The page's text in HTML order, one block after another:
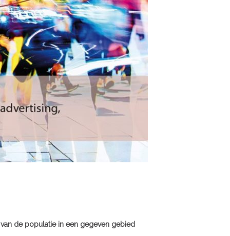
de populatie in een gegeven gebied